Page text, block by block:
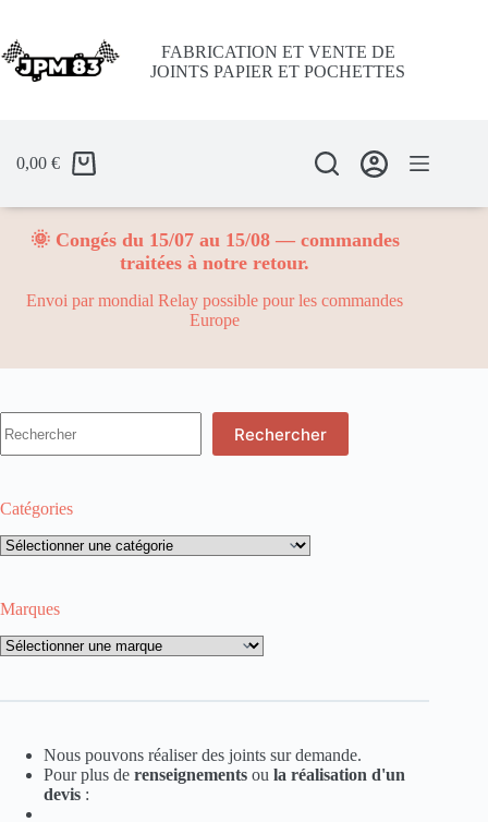
contenu
FABRICATION ET VENTE DE
JOINTS PAPIER ET POCHETTES
0,00 €
🌞 Congés du 15/07 au 15/08 — commandes
traitées à notre retour.
Envoi par mondial Relay possible pour les commandes
Europe
Rechercher
résultat
Catégories
Catégories
Marques
Marques
Nous pouvons réaliser des joints sur demande.
Pour plus de renseignements ou la réalisation d'un
devis :